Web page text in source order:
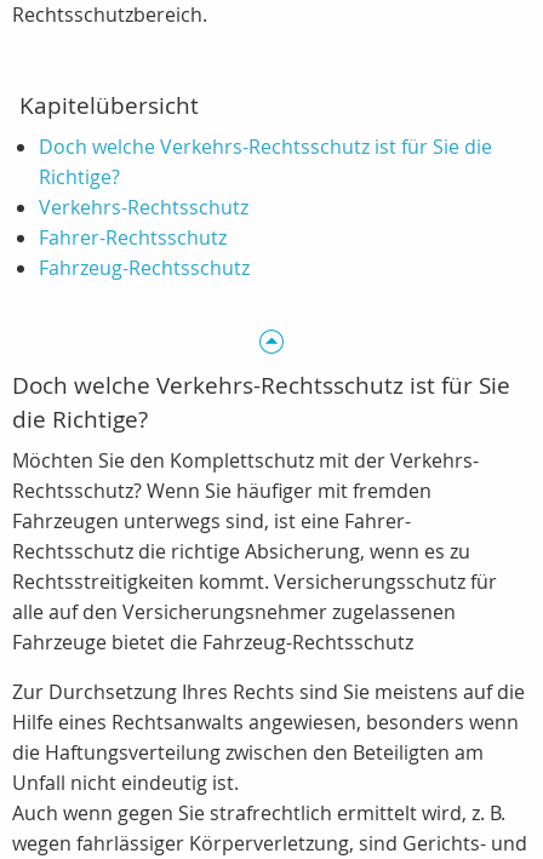
Rechtsschutzbereich.
Kapitelübersicht
Doch welche Verkehrs-Rechtsschutz ist für Sie die
Richtige?
Verkehrs-Rechtsschutz
Fahrer-Rechtsschutz
Fahrzeug-Rechtsschutz
Doch welche Verkehrs-Rechtsschutz ist für Sie
die Richtige?
Möchten Sie den Komplettschutz mit der Verkehrs-
Rechtsschutz? Wenn Sie häufiger mit fremden
Fahrzeugen unterwegs sind, ist eine Fahrer-
Rechtsschutz die richtige Absicherung, wenn es zu
Rechtsstreitigkeiten kommt. Versicherungsschutz für
alle auf den Versicherungsnehmer zugelassenen
Fahrzeuge bietet die Fahrzeug-Rechtsschutz
Zur Durchsetzung Ihres Rechts sind Sie meistens auf die
Hilfe eines Rechtsanwalts angewiesen, besonders wenn
die Haftungsverteilung zwischen den Beteiligten am
Unfall nicht eindeutig ist.
Auch wenn gegen Sie strafrechtlich ermittelt wird, z. B.
wegen fahrlässiger Körperverletzung, sind Gerichts- und